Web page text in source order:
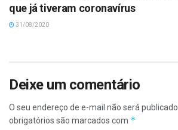
que já tiveram coronavírus
31/08/2020
Deixe um comentário
O seu endereço de e-mail não será publicado.
obrigatórios são marcados com *